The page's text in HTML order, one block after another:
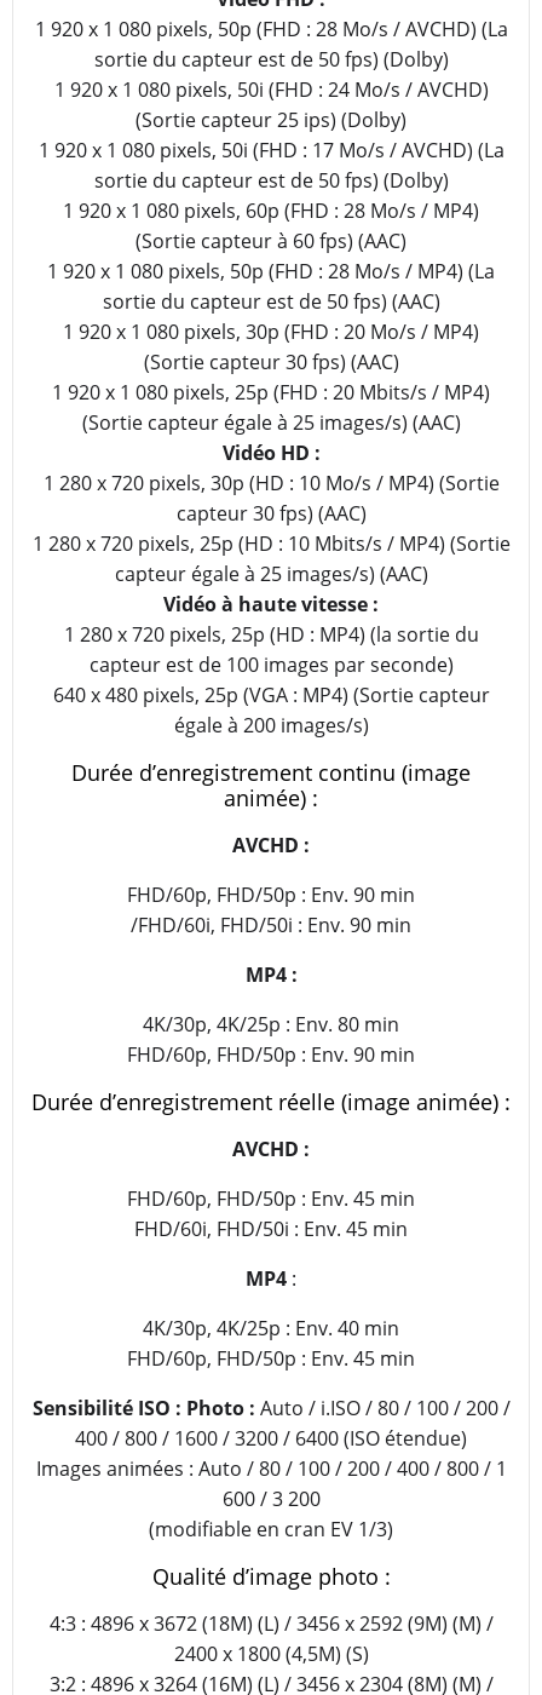
1 920 x 1 080 pixels, 50p (FHD : 28 Mo/s / AVCHD) (La
sortie du capteur est de 50 fps) (Dolby)
1 920 x 1 080 pixels, 50i (FHD : 24 Mo/s / AVCHD)
(Sortie capteur 25 ips) (Dolby)
1 920 x 1 080 pixels, 50i (FHD : 17 Mo/s / AVCHD) (La
sortie du capteur est de 50 fps) (Dolby)
1 920 x 1 080 pixels, 60p (FHD : 28 Mo/s / MP4)
(Sortie capteur à 60 fps) (AAC)
1 920 x 1 080 pixels, 50p (FHD : 28 Mo/s / MP4) (La
sortie du capteur est de 50 fps) (AAC)
1 920 x 1 080 pixels, 30p (FHD : 20 Mo/s / MP4)
(Sortie capteur 30 fps) (AAC)
1 920 x 1 080 pixels, 25p (FHD : 20 Mbits/s / MP4)
(Sortie capteur égale à 25 images/s) (AAC)
Vidéo HD :
1 280 x 720 pixels, 30p (HD : 10 Mo/s / MP4) (Sortie
capteur 30 fps) (AAC)
1 280 x 720 pixels, 25p (HD : 10 Mbits/s / MP4) (Sortie
capteur égale à 25 images/s) (AAC)
Vidéo à haute vitesse :
1 280 x 720 pixels, 25p (HD : MP4) (la sortie du
capteur est de 100 images par seconde)
640 x 480 pixels, 25p (VGA : MP4) (Sortie capteur
égale à 200 images/s)
Durée d’enregistrement continu (image
animée) :
AVCHD :
FHD/60p, FHD/50p : Env. 90 min
/FHD/60i, FHD/50i : Env. 90 min
MP4 :
4K/30p, 4K/25p : Env. 80 min
FHD/60p, FHD/50p : Env. 90 min
Durée d’enregistrement réelle (image animée) :
AVCHD :
FHD/60p, FHD/50p : Env. 45 min
FHD/60i, FHD/50i : Env. 45 min
MP4 :
4K/30p, 4K/25p : Env. 40 min
FHD/60p, FHD/50p : Env. 45 min
Sensibilité ISO : Photo : Auto / i.ISO / 80 / 100 / 200 /
400 / 800 / 1600 / 3200 / 6400 (ISO étendue)
Images animées : Auto / 80 / 100 / 200 / 400 / 800 / 1
600 / 3 200
(modifiable en cran EV 1/3)
Qualité d’image photo :
4:3 : 4896 x 3672 (18M) (L) / 3456 x 2592 (9M) (M) /
2400 x 1800 (4,5M) (S)
3:2 : 4896 x 3264 (16M) (L) / 3456 x 2304 (8M) (M) /